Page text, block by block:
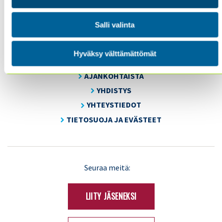
Salli valinta
Hyväksy välttämättömät
Tel. +358 (0)50 505 6669
KOULUTUS & TAPAHTUMAT
AJANKOHTAISTA
YHDISTYS
YHTEYSTIEDOT
TIETOSUOJA JA EVÄSTEET
Seuraa meitä:
LIITY JÄSENEKSI